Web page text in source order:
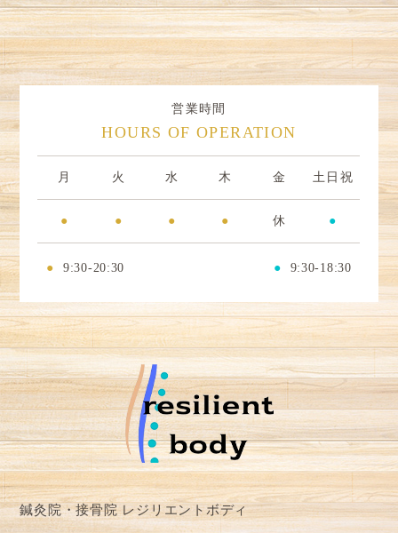
営業時間
HOURS OF OPERATION
月 火 水 木 金 土日祝
● ● ● ● 休 ●
● 9:30-20:30 ● 9:30-18:30
鍼灸院・接骨院 レジリエントボディ